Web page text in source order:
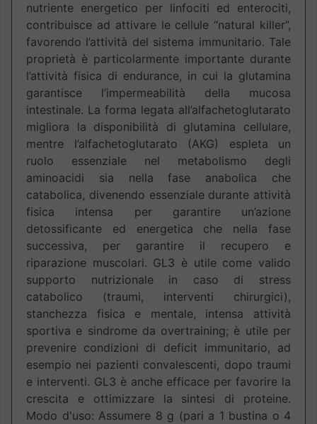
nutriente energetico per linfociti ed enterociti,
contribuisce ad attivare le cellule “natural killer”,
favorendo l’attività del sistema immunitario. Tale
proprietà è particolarmente importante durante
l’attività fisica di endurance, in cui la glutamina
garantisce l’impermeabilità della mucosa
intestinale. La forma legata all’alfachetoglutarato
migliora la disponibilità di glutamina cellulare,
mentre l’alfachetoglutarato (AKG) espleta un
ruolo essenziale nel metabolismo degli
aminoacidi sia nella fase anabolica che
catabolica, divenendo essenziale durante attività
fisica intensa per garantire un’azione
detossificante ed energetica che nella fase
successiva, per garantire il recupero e
riparazione muscolari. GL3 è utile come valido
supporto nutrizionale in caso di stress
catabolico (traumi, interventi chirurgici),
stanchezza fisica e mentale, intensa attività
sportiva e sindrome da overtraining; è utile per
prevenire condizioni di deficit immunitario, ad
esempio nei pazienti convalescenti, dopo traumi
e interventi. GL3 è anche efficace per favorire la
crescita e ottimizzare la sintesi di proteine.
Modo d'uso: Assumere 8 g (pari a 1 bustina o 4